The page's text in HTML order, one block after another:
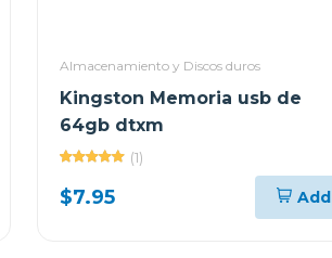
Almacenamiento y Discos duros
Kingston Memoria usb de
64gb dtxm
(1)
$7.95 Add